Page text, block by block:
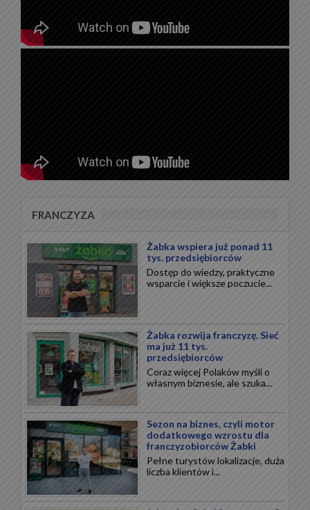
FRANCZYZA
Żabka wspiera już ponad 11
tys. przedsiębiorców
Dostęp do wiedzy, praktyczne
wsparcie i większe poczucie...
Żabka rozwija franczyzę. Sieć
ma już 11 tys.
przedsiębiorców
Coraz więcej Polaków myśli o
własnym biznesie, ale szuka...
Sezon na biznes, czyli motor
dodatkowego wzrostu dla
franczyzobiorców Żabki
Pełne turystów lokalizacje, duża
liczba klientów i...